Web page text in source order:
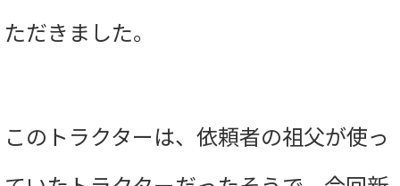
ただきました。
このトラクターは、依頼者の祖父が使っ